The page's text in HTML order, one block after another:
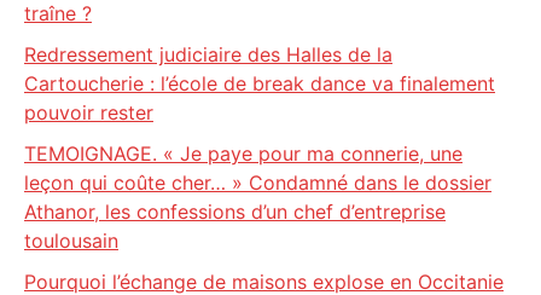
traîne ?
Redressement judiciaire des Halles de la
Cartoucherie : l’école de break dance va finalement
pouvoir rester
TEMOIGNAGE. « Je paye pour ma connerie, une
leçon qui coûte cher… » Condamné dans le dossier
Athanor, les confessions d’un chef d’entreprise
toulousain
Pourquoi l’échange de maisons explose en Occitanie